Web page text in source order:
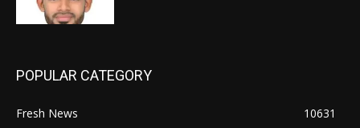
POPULAR CATEGORY
Fresh News
10631